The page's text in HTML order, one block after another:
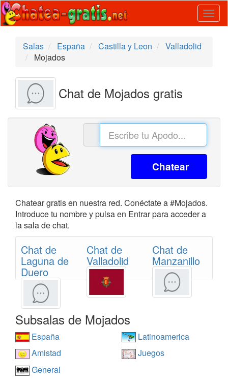
Salas
España Castilla y Leon
Valladolid
Mojados
Chat de Mojados gratis
Chatear
Chatear gratis en nuestra red. Conéctate a #Mojados.
Introduce tu nombre y pulsa en Entrar para acceder a
la sala de chat.
Chat de
Laguna de
Duero
Chat de
Valladolid
Chat de
Manzanillo
Subsalas de Mojados
España
Latinoamerica
Amistad
Juegos
General